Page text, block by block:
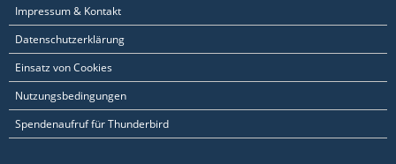
Impressum & Kontakt
Datenschutzerklärung
Einsatz von Cookies
Nutzungsbedingungen
Spendenaufruf für Thunderbird